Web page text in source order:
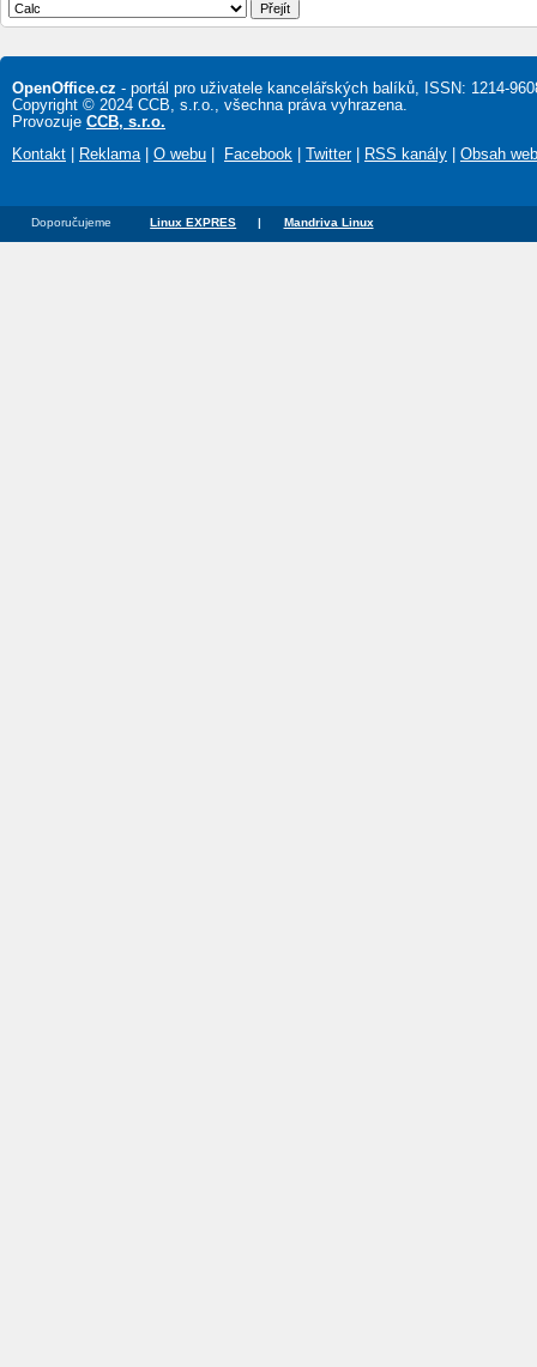
OpenOffice.cz - portál pro uživatele kancelářských balíků, ISSN: 1214-
Copyright © 2024 CCB, s.r.o., všechna práva vyhrazena.
Provozuje CCB, s.r.o.
Kontakt
Reklama| O webu Facebook Twitter| RSS kanály Obsah
Doporučujeme Linux EXPRES | Mandriva Linux